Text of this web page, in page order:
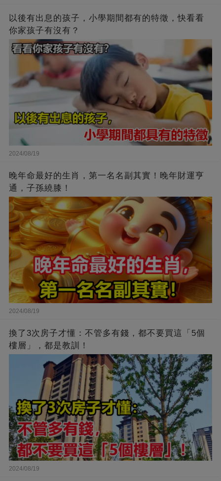
以後有出息的孩子，小學期間都有的特徵，快看看
你家孩子有沒有？
2024/08/19
晚年命最好的生肖，第一名名副其實！晚年財運亨
通，子孫繞膝！
2024/08/19
換了3次房子才懂：不管多有錢，都不要買這「5個
樓層」，都是教訓！
2024/08/19